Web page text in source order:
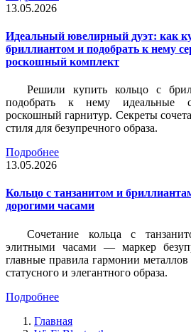
13.05.2026
Идеальный ювелирный дуэт: как
бриллиантом и подобрать к нему
роскошный комплект
Решили купить кольцо с
подобрать к нему идеальные
роскошный гарнитур. Секреты
стиля для безупречного образа.
Подробнее
13.05.2026
Кольцо с танзанитом и
дорогими часами
Сочетание кольца с
элитными часами — маркер
главные правила гармонии
статусного и элегантного образа.
Подробнее
Главная